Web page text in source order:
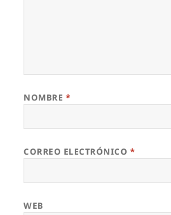
NOMBRE *
CORREO ELECTRÓNICO *
WEB